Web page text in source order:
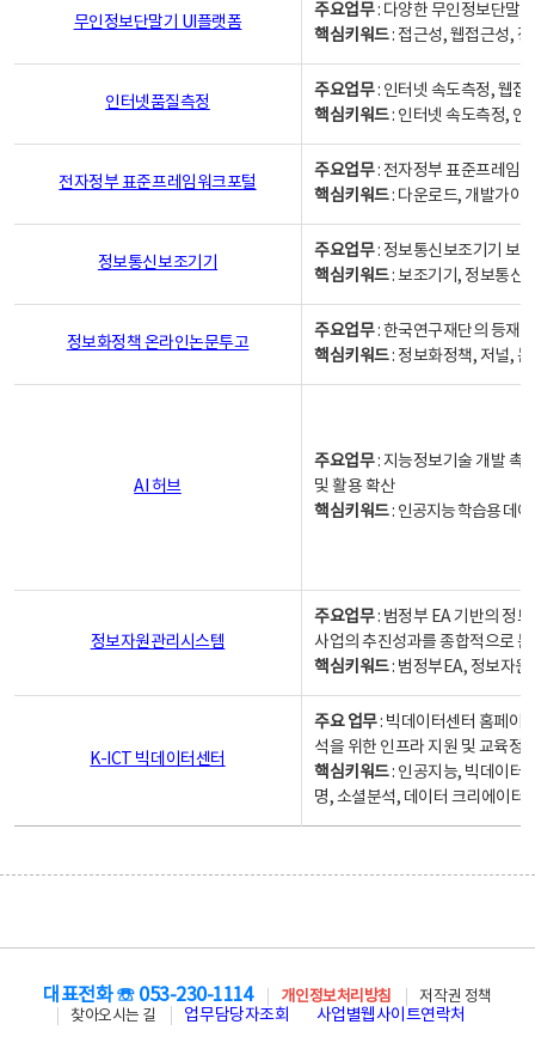
무인정보단말기 UI플랫폼
주요업무: 다양한 무인정보단말
핵심키워드: 접근성, 웹접근성,
인터넷품질측정
주요업무: 인터넷 속도측정, 웹접
핵심키워드: 인터넷 속도측정, 인
전자정부 표준프레임워크포털
주요업무: 전자정부 표준프레임
핵심키워드: 다운로드, 개발가이
정보통신보조기기
주요업무: 정보통신보조기기 보
핵심키워드: 보조기기, 정보통신
정보화정책 온라인논문투고
주요업무: 한국연구재단의 등재
핵심키워드: 정보화정책, 저널,
AI 허브
주요업무: 지능정보기술 개발 촉
및 활용 확산
핵심키워드: 인공지능 학습용 데
정보자원관리시스템
주요업무: 범정부 EA 기반의 정
사업의 추진성과를 종합적으로
핵심키워드: 범정부EA, 정보자
K-ICT 빅데이터센터
주요 업무: 빅데이터센터 홈페이
석을 위한 인프라 지원 및 교육정
핵심키워드: 인공지능, 빅데이터,
명, 소셜분석, 데이터 크리에이터
대표전화 ☏ 053-230-1114 개인정보처리방침
저작권 정책
찾아오시는 길
업무담당자조회 사업별웹사이트연락처